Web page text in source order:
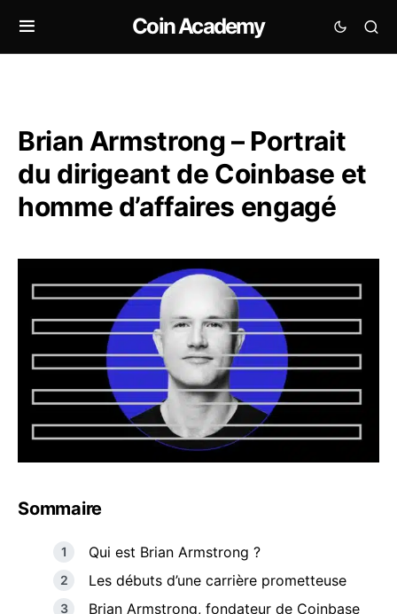
Coin Academy
Brian Armstrong – Portrait
du dirigeant de Coinbase et
homme d’affaires engagé
Sommaire
Qui est Brian Armstrong ?
Les débuts d’une carrière prometteuse
Brian Armstrong, fondateur de Coinbase